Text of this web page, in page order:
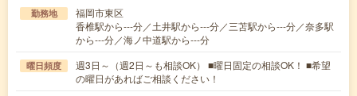
勤務地
福岡市東区
香椎駅から---分／土井駅から---分／三苫駅から---分／奈多駅
から---分／海ノ中道駅から---分
曜日頻度
週3日～（週2日～も相談OK） ■曜日固定の相談OK！ ■希望
の曜日があればご相談ください！